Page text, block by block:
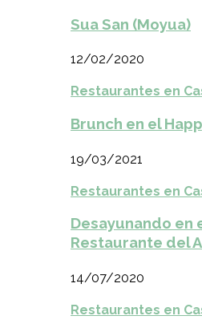
Sua San (Moyua)
12/02/2020
Restaurantes en
Brunch en el
19/03/2021
Restaurantes en
Desayunando en
Restaurante del
14/07/2020
Restaurantes en